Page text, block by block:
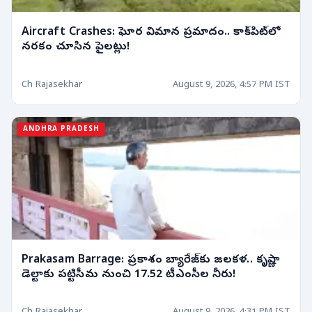
Aircraft Crashes: ఘోర విమాన ప్రమాదం.. కాక్‌పిట్‌లో
నరకం చూసిన పైలట్లు!
Ch Rajasekhar August 9, 2026, 4:57 PM IST
ANDHRA PRADESH
Prakasam Barrage: ప్రకాశం బ్యారేజ్‌కు జలకళ.. కృష్ణా
డెల్టాకు పట్టిసీమ నుంచి 17.52 టీఎంసీల నీరు!